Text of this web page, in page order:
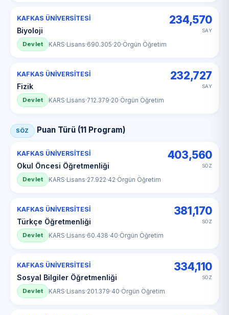
KAFKAS ÜNİVERSİTESİ
Biyoloji
234,570
SAY
Devlet KARS·Lisans·690.305·20·Örgün Öğretim
KAFKAS ÜNİVERSİTESİ
Fizik
232,727
SAY
Devlet KARS·Lisans·712.379·20·Örgün Öğretim
SÖZ Puan Türü (11 Program)
KAFKAS ÜNİVERSİTESİ
Okul Öncesi Öğretmenliği
403,560
SÖZ
Devlet KARS·Lisans·27.922·42·Örgün Öğretim
KAFKAS ÜNİVERSİTESİ
Türkçe Öğretmenliği
381,170
SÖZ
Devlet KARS·Lisans·60.438·40·Örgün Öğretim
KAFKAS ÜNİVERSİTESİ
Sosyal Bilgiler Öğretmenliği
334,110
SÖZ
Devlet KARS·Lisans·201.379·40·Örgün Öğretim